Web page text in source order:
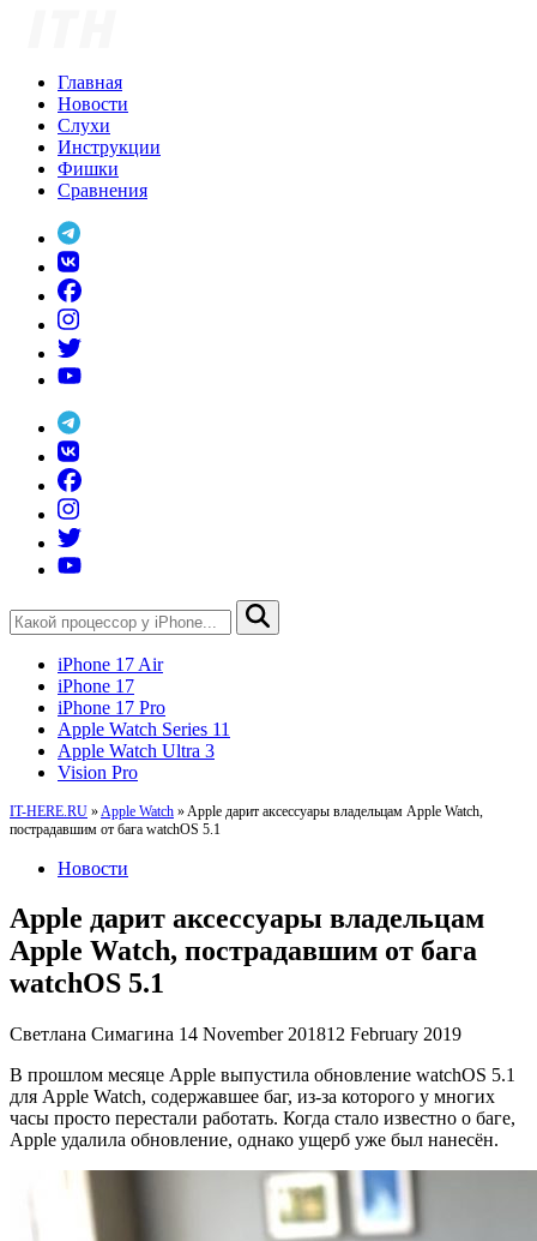
Главная
Новости
Слухи
Инструкции
Фишки
Сравнения
iPhone 17 Air
iPhone 17
iPhone 17 Pro
Apple Watch Series 11
Apple Watch Ultra 3
Vision Pro
IT-HERE.RU » Apple Watch » Apple дарит аксессуары владельцам Apple Watch,
пострадавшим от бага watchOS 5.1
Новости
Apple дарит аксессуары владельцам
Apple Watch, пострадавшим от бага
watchOS 5.1
Светлана Симагина 14 November 201812 February 2019
В прошлом месяце Apple выпустила обновление watchOS 5.1
для Apple Watch, содержавшее баг, из-за которого у многих
часы просто перестали работать. Когда стало известно о баге,
Apple удалила обновление, однако ущерб уже был нанесён.